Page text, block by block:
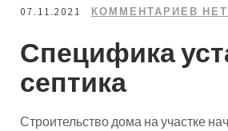
07.11.2021 КОММЕНТАРИЕВ НЕТ
Специфика
септика
Строительство дома на участке